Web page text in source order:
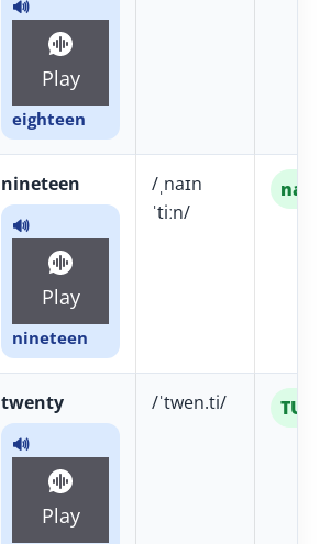
🔊
Play
eighteen
nineteen
🔊
Play
nineteen
/ˌnaɪn
ˈtiːn/
nain-
twenty
🔊
Play
/ˈtwen.ti/